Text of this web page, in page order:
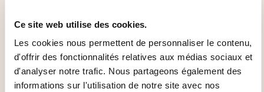
Ce site web utilise des cookies.
Les cookies nous permettent de personnaliser le contenu,
d'offrir des fonctionnalités relatives aux médias sociaux et
d'analyser notre trafic. Nous partageons également des
informations sur l'utilisation de notre site avec nos
sonores et une interface utilisateur.
QUELLES MÉTHODES